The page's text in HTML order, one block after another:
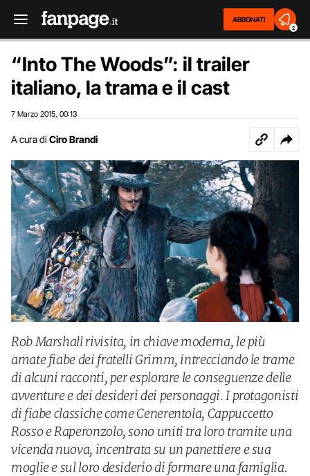
ABBONATI
2
“Into The Woods”: il trailer
italiano, la trama e il cast
7 Marzo 2015 00:13
A cura di Ciro Brandi
Rob Marshall rivisita, in chiave moderna, le più
amate fiabe dei fratelli Grimm, intrecciando le trame
di alcuni racconti, per esplorare le conseguenze delle
avventure e dei desideri dei personaggi. I protagonisti
di fiabe classiche come Cenerentola, Cappuccetto
Rosso e Raperonzolo, sono uniti tra loro tramite una
vicenda nuova, incentrata su un panettiere e sua
moglie e sul loro desiderio di formare una famiglia.